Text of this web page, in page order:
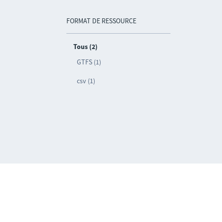
FORMAT DE RESSOURCE
Tous (2)
GTFS (1)
csv (1)